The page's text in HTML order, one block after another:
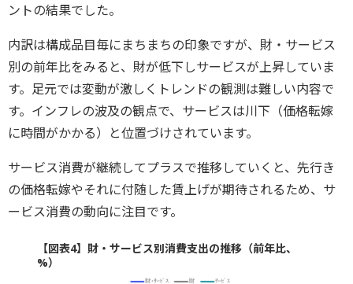
ントの結果でした。
内訳は構成品目毎にまちまちの印象ですが、財・サービス
別の前年比をみると、財が低下しサービスが上昇していま
す。足元では変動が激しくトレンドの観測は難しい内容で
す。インフレの波及の観点で、サービスは川下（価格転嫁
に時間がかかる）と位置づけされています。
サービス消費が継続してプラスで推移していくと、先行き
の価格転嫁やそれに付随した賃上げが期待されるため、サ
ービス消費の動向に注目です。
【図表4】財・サービス別消費支出の推移（前年比、
%）